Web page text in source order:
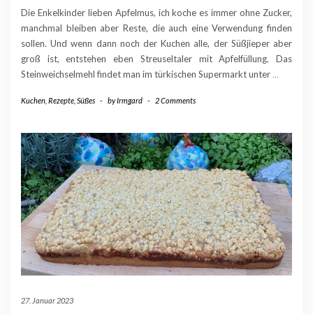
Die Enkelkinder lieben Apfelmus, ich koche es immer ohne Zucker,
manchmal bleiben aber Reste, die auch eine Verwendung finden
sollen. Und wenn dann noch der Kuchen alle, der Süßjieper aber
groß ist, entstehen eben Streuseltaler mit Apfelfüllung. Das
Steinweichselmehl findet man im türkischen Supermarkt unter …
Kuchen Rezepte Süßes - byIrmgard - 2 Comments
27. Januar 2023